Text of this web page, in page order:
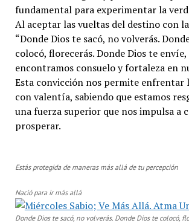
fundamental para experimentar la
Al aceptar las vueltas del destino con
“Donde Dios te sacó, no volverás.
colocó, florecerás. Donde Dios te
encontramos consuelo y fortaleza en
Esta convicción nos permite enfrentar
con valentía, sabiendo que estamos
una fuerza superior que nos impulsa a
prosperar.
Estás protegida de maneras más allá de tu percepción
Nació para ir más allá
Donde Dios te sacó, no volverás. Donde Dios te colocó,